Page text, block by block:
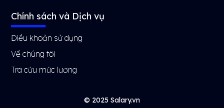
Chính sách và Dịch vụ
Điều khoản sử dụng
Về chúng tôi
Tra cứu mức lương
© 2025 Salary.vn